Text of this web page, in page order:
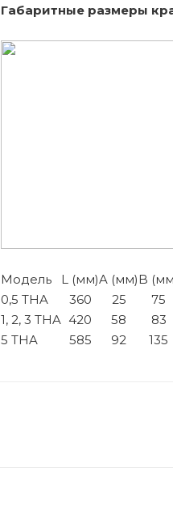
Габаритные размеры
Модель L (мм)A (мм)B
0,5 THA
360 25
75
1, 2, 3 THA 420 58
83
5 THA
585 92 135